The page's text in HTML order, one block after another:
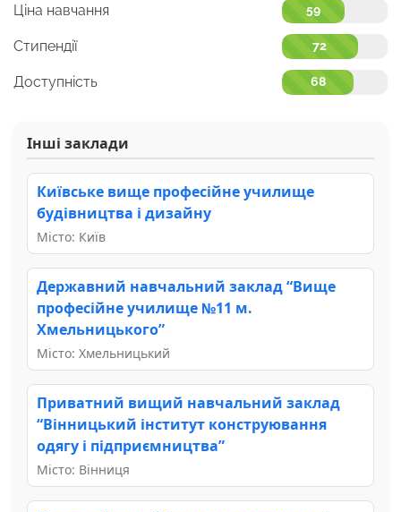
Ціна навчання 59
Стипендії 72
Доступність 68
Інші заклади
Київське вище професійне училище
будівництва і дизайну
Місто: Київ
Державний навчальний заклад “Вище
професійне училище №11 м.
Хмельницького”
Місто: Хмельницький
Приватний вищий навчальний заклад
“Вінницький інститут конструювання
одягу і підприємництва”
Місто: Вінниця